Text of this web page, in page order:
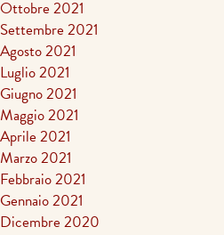
Ottobre 2021
Settembre 2021
Agosto 2021
Luglio 2021
Giugno 2021
Maggio 2021
Aprile 2021
Marzo 2021
Febbraio 2021
Gennaio 2021
Dicembre 2020